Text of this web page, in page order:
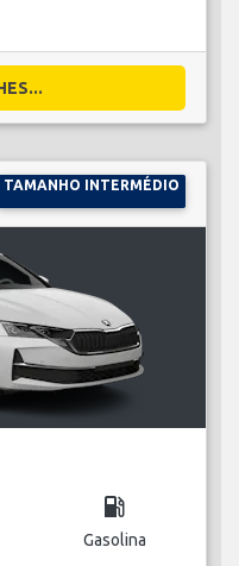
TAMANHO INTERMÉDIO
local_gas_station
Gasolina